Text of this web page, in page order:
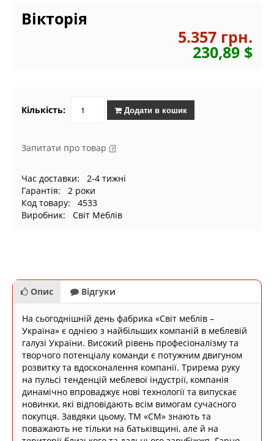
Вікторія
5.357 грн.
230,89 $
Кількість: Додати в кошик
Запитати про товар
Час доставки: 2-4 тижні
Гарантія: 2 роки
Код товару: 4533
Виробник: Світ Меблів
Опис Відгуки
На сьогоднішній день фабрика «Світ меблів –
Україна» є однією з найбільших компаній в меблевій
галузі України. Високий рівень професіоналізму та
творчого потенціалу команди є потужним двигуном
розвитку та вдосконалення компанії. Трирема руку
на пульсі тенденцій меблевої індустрії, компанія
динамічно впроваджує нові технології та випускає
новинки, які відповідають всім вимогам сучасного
покупця. Завдяки цьому, ТМ «СМ» знають та
поважають не тільки на батьківщині, але й на